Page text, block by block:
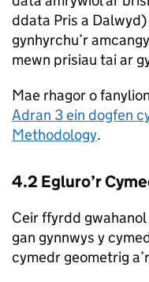
ddata Pris a
gynhyrchu’r
mewn prisiau tai ar
Mae rhagor o
Adran 3 ein dogfen
Methodology.
4.2 Egluro’r
Ceir ffyrdd
gan gynnwys y
cymedr geometrig